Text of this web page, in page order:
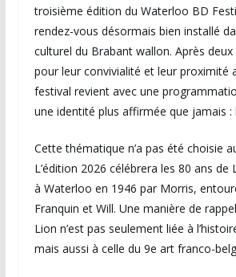
troisième édition du Waterloo BD
rendez-vous désormais bien installé
culturel du Brabant wallon. Après
pour leur convivialité et leur proximité
festival revient avec une
une identité plus affirmée que jamais :
Cette thématique n’a pas été choisie
L’édition 2026 célébrera les 80 ans de
à Waterloo en 1946 par Morris,
Franquin et Will. Une manière de
Lion n’est pas seulement liée à
mais aussi à celle du 9e art franco-